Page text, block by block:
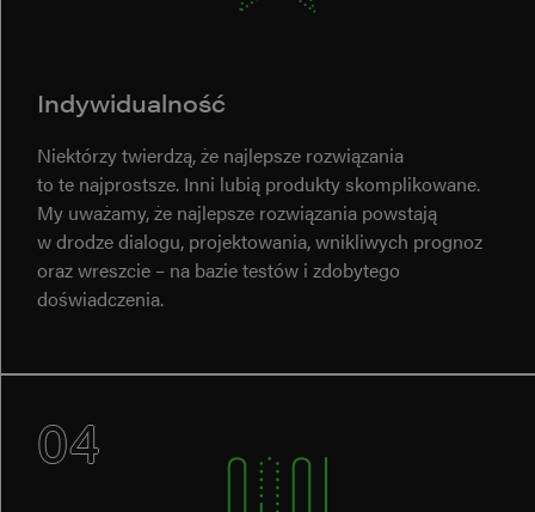
Indywidualność
Niektórzy twierdzą, że najlepsze rozwiązania
to te najprostsze. Inni lubią produkty skomplikowane.
My uważamy, że najlepsze rozwiązania powstają
w drodze dialogu, projektowania, wnikliwych prognoz
oraz wreszcie – na bazie testów i zdobytego
doświadczenia.
04